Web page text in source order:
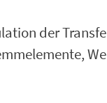
der